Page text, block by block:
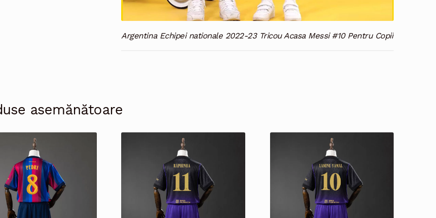
Argentina Echipei nationale 2022-23 Tricou Acasa Messi #10 Pentru Copii
asemănătoare